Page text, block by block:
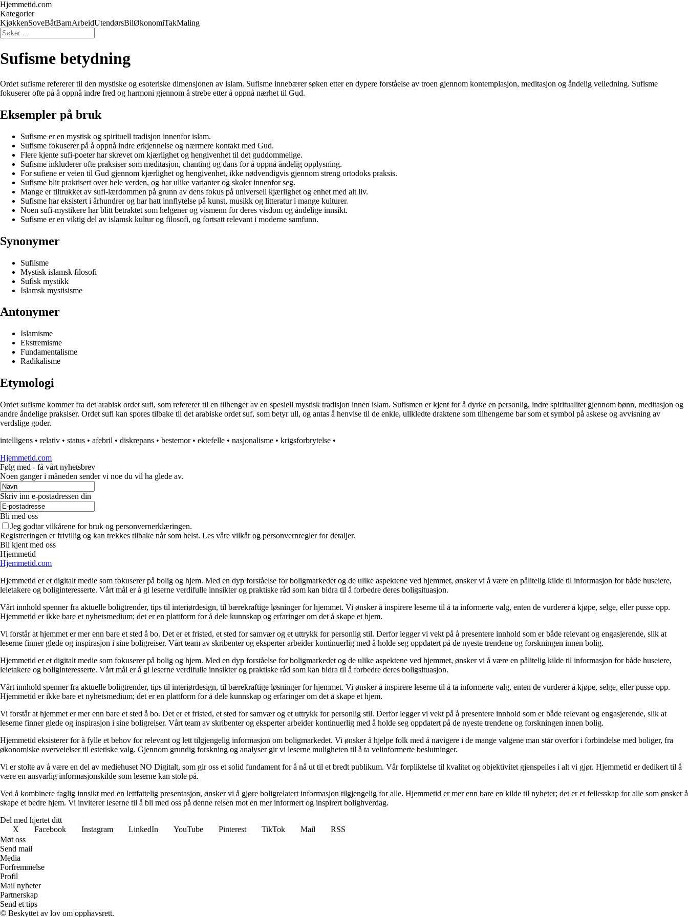
Hjemmetid.com
Kategorier
KjøkkenSoveBåtBarnArbeidUtendørsBilØkonomiTakMaling
Sufisme betydning
Ordet sufisme refererer til den mystiske og esoteriske dimensjonen av islam. Sufisme innebærer søken etter en dypere forståelse av troen gjennom kontemplasjon, meditasjon og åndelig veiledning. Sufisme
fokuserer ofte på å oppnå indre fred og harmoni gjennom å strebe etter å oppnå nærhet til Gud.
Eksempler på bruk
Sufisme er en mystisk og spirituell tradisjon innenfor islam.
Sufisme fokuserer på å oppnå indre erkjennelse og nærmere kontakt med Gud.
Flere kjente sufi-poeter har skrevet om kjærlighet og hengivenhet til det guddommelige.
Sufisme inkluderer ofte praksiser som meditasjon, chanting og dans for å oppnå åndelig opplysning.
For sufiene er veien til Gud gjennom kjærlighet og hengivenhet, ikke nødvendigvis gjennom streng ortodoks praksis.
Sufisme blir praktisert over hele verden, og har ulike varianter og skoler innenfor seg.
Mange er tiltrukket av sufi-lærdommen på grunn av dens fokus på universell kjærlighet og enhet med alt liv.
Sufisme har eksistert i århundrer og har hatt innflytelse på kunst, musikk og litteratur i mange kulturer.
Noen sufi-mystikere har blitt betraktet som helgener og vismenn for deres visdom og åndelige innsikt.
Sufisme er en viktig del av islamsk kultur og filosofi, og fortsatt relevant i moderne samfunn.
Synonymer
Sufiisme
Mystisk islamsk filosofi
Sufisk mystikk
Islamsk mystisisme
Antonymer
Islamisme
Ekstremisme
Fundamentalisme
Radikalisme
Etymologi
Ordet sufisme kommer fra det arabisk ordet sufi, som refererer til en tilhenger av en spesiell mystisk tradisjon innen islam. Sufismen er kjent for å dyrke en personlig, indre spiritualitet gjennom bønn, meditasjon og
andre åndelige praksiser. Ordet sufi kan spores tilbake til det arabiske ordet suf, som betyr ull, og antas å henvise til de enkle, ullkledte draktene som tilhengerne bar som et symbol på askese og avvisning av
verdslige goder.
intelligens • relativ • status • afebril • diskrepans • bestemor• ektefelle • nasjonalisme • krigsforbrytelse •
Hjemmetid.com
Følg med - få vårt nyhetsbrev
Noen ganger i måneden sender vi noe du vil ha glede av.
Skriv inn e-postadressen din
Bli med oss
Jeg godtar vilkårene for bruk og personvernerklæringen.
Registreringen er frivillig og kan trekkes tilbake når som helst. Les våre vilkår og personvernregler for detaljer.
Bli kjent med oss
Hjemmetid
Hjemmetid.com
Hjemmetid er et digitalt medie som fokuserer på bolig og hjem. Med en dyp forståelse for boligmarkedet og de ulike aspektene ved hjemmet, ønsker vi å være en pålitelig kilde til informasjon for både huseiere,
leietakere og boliginteresserte. Vårt mål er å gi leserne verdifulle innsikter og praktiske råd som kan bidra til å forbedre deres boligsituasjon.
Vårt innhold spenner fra aktuelle boligtrender, tips til interiørdesign, til bærekraftige løsninger for hjemmet. Vi ønsker å inspirere leserne til å ta informerte valg, enten de vurderer å kjøpe, selge, eller pusse opp.
Hjemmetid er ikke bare et nyhetsmedium; det er en plattform for å dele kunnskap og erfaringer om det å skape et hjem.
Vi forstår at hjemmet er mer enn bare et sted å bo. Det er et fristed, et sted for samvær og et uttrykk for personlig stil. Derfor legger vi vekt på å presentere innhold som er både relevant og engasjerende, slik at
leserne finner glede og inspirasjon i sine boligreiser. Vårt team av skribenter og eksperter arbeider kontinuerlig med å holde seg oppdatert på de nyeste trendene og forskningen innen bolig.
Hjemmetid er et digitalt medie som fokuserer på bolig og hjem. Med en dyp forståelse for boligmarkedet og de ulike aspektene ved hjemmet, ønsker vi å være en pålitelig kilde til informasjon for både huseiere,
leietakere og boliginteresserte. Vårt mål er å gi leserne verdifulle innsikter og praktiske råd som kan bidra til å forbedre deres boligsituasjon.
Vårt innhold spenner fra aktuelle boligtrender, tips til interiørdesign, til bærekraftige løsninger for hjemmet. Vi ønsker å inspirere leserne til å ta informerte valg, enten de vurderer å kjøpe, selge, eller pusse opp.
Hjemmetid er ikke bare et nyhetsmedium; det er en plattform for å dele kunnskap og erfaringer om det å skape et hjem.
Vi forstår at hjemmet er mer enn bare et sted å bo. Det er et fristed, et sted for samvær og et uttrykk for personlig stil. Derfor legger vi vekt på å presentere innhold som er både relevant og engasjerende, slik at
leserne finner glede og inspirasjon i sine boligreiser. Vårt team av skribenter og eksperter arbeider kontinuerlig med å holde seg oppdatert på de nyeste trendene og forskningen innen bolig.
Hjemmetid eksisterer for å fylle et behov for relevant og lett tilgjengelig informasjon om boligmarkedet. Vi ønsker å hjelpe folk med å navigere i de mange valgene man står overfor i forbindelse med boliger, fra
økonomiske overveielser til estetiske valg. Gjennom grundig forskning og analyser gir vi leserne muligheten til å ta velinformerte beslutninger.
Vi er stolte av å være en del av mediehuset NO Digitalt, som gir oss et solid fundament for å nå ut til et bredt publikum. Vår forpliktelse til kvalitet og objektivitet gjenspeiles i alt vi gjør. Hjemmetid er dedikert til å
være en ansvarlig informasjonskilde som leserne kan stole på.
Ved å kombinere faglig innsikt med en lettfattelig presentasjon, ønsker vi å gjøre boligrelatert informasjon tilgjengelig for alle. Hjemmetid er mer enn bare en kilde til nyheter; det er et fellesskap for alle som ønsker å
skape et bedre hjem. Vi inviterer leserne til å bli med oss på denne reisen mot en mer informert og inspirert bolighverdag.
Del med hjertet ditt
X
Facebook Instagram LinkedIn YouTube Pinterest TikTok Mail
RSS
Møt oss
Send mail
Media
Forfremmelse
Profil
Mail nyheter
Partnerskap
Send et tips
© Beskyttet av lov om opphavsrett.